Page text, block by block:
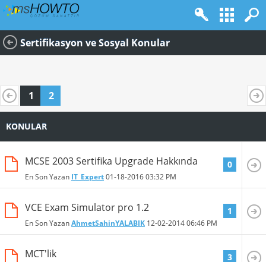
Sertifikasyon ve Sosyal Konular
1 2
KONULAR
MCSE 2003 Sertifika Upgrade Hakkında
En Son Yazan IT_Expert01-18-201603:32 PM
0
VCE Exam Simulator pro 1.2
En Son YazanAhmetSahinYALABIK 12-02-201406:46 PM
1
MCT'lik 3